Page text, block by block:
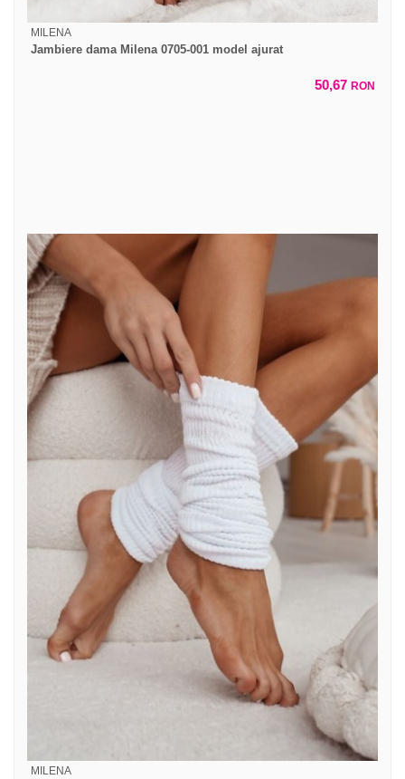
MILENA
Jambiere dama Milena 0705-001 model ajurat
50,67 RON
MILENA